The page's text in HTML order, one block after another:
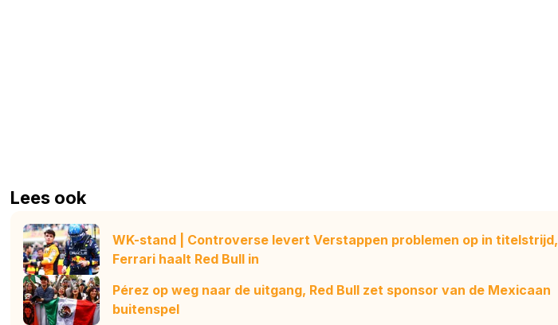
Lees ook
WK-stand | Controverse levert Verstappen problemen op in titelstrijd,
Ferrari haalt Red Bull in
Pérez op weg naar de uitgang, Red Bull zet sponsor van de Mexicaan
buitenspel